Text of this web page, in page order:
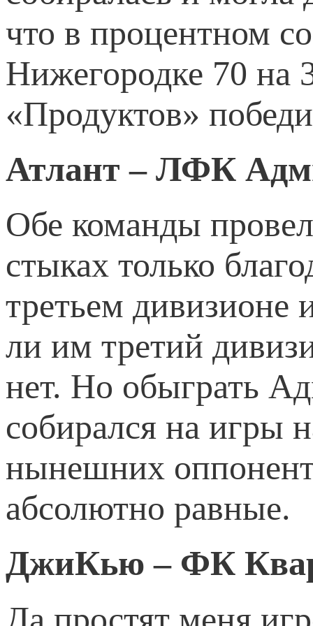
что в процентном
Нижегородке 70 на
«Продуктов»
Атлант – ЛФК
Обе команды
стыках только
третьем дивизионе
ли им третий
нет. Но обыграть
собирался на игры
нынешних
абсолютно равные.
ДжиКью – ФК